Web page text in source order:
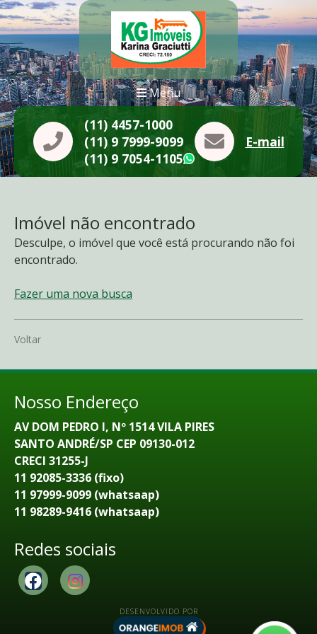
Menu
(11) 4457-1000
(11) 9 7999-9099
(11) 9 7054-1105
WhatsApp
E-mail
Imóvel não encontrado
Desculpe, o imóvel que você está procurando não foi
encontrado.
Fazer uma nova busca
Voltar
Nosso Endereço
AV DOM PEDRO I, Nº 1514 VILA PIRES
SANTO ANDRÉ/SP CEP 09130-012
CRECI 31255-J
11 92085-3336 (fixo)
11 97999-9099 (whatsaap)
11 98289-9416 (whatsaap)
Redes sociais
DESENVOLVIDO POR